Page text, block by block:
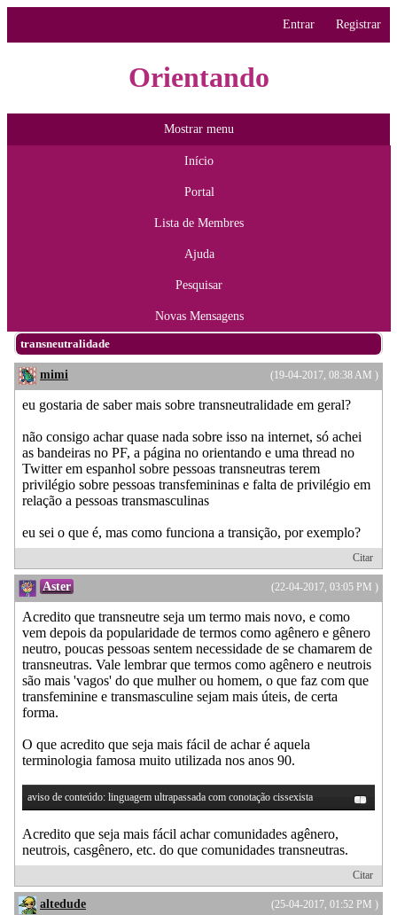
Entrar Registrar
Orientando
Mostrar menu
Início
Portal
Lista de Membres
Ajuda
Pesquisar
Novas Mensagens
transneutralidade
(19-04-2017, 08:38 AM )
mimi
eu gostaria de saber mais sobre transneutralidade em geral?
não consigo achar quase nada sobre isso na internet, só achei
as bandeiras no PF, a página no orientando e uma thread no
Twitter em espanhol sobre pessoas transneutras terem
privilégio sobre pessoas transfemininas e falta de privilégio em
relação a pessoas transmasculinas
eu sei o que é, mas como funciona a transição, por exemplo?
Citar
(22-04-2017, 03:05 PM )
Aster
Acredito que transneutre seja um termo mais novo, e como
vem depois da popularidade de termos como agênero e gênero
neutro, poucas pessoas sentem necessidade de se chamarem de
transneutras. Vale lembrar que termos como agênero e neutrois
são mais 'vagos' do que mulher ou homem, o que faz com que
transfeminine e transmasculine sejam mais úteis, de certa
forma.
O que acredito que seja mais fácil de achar é aquela
terminologia famosa muito utilizada nos anos 90.
aviso de conteúdo: linguagem ultrapassada com conotação cissexista
Acredito que seja mais fácil achar comunidades agênero,
neutrois, casgênero, etc. do que comunidades transneutras.
Citar
(25-04-2017, 01:52 PM )
altedude